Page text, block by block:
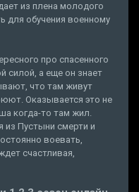
из плена молодого
для обучения военному
про спасенного
силой, а еще он знает
что там живут
Оказывается это не
когда-то там жил.
из Пустыни смерти и
воевать,
счастливая,